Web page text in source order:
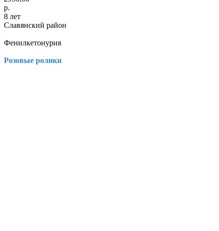
р.
8 лет
Славянский район
Фенилкетонурия
Розовые ролики